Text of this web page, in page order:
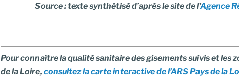
Source : texte synthétisé d’après le site de l’Agence
Pour connaître la qualité sanitaire des gisements suivis et les
de la Loire, consultez la carte interactive de l’ARS Pays de la